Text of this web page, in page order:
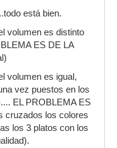
está bien.
volumen es distinto
ES DE LA
volumen es igual,
vez puestos en los
EL PROBLEMA ES
cruzados los colores
los 3 platos con los